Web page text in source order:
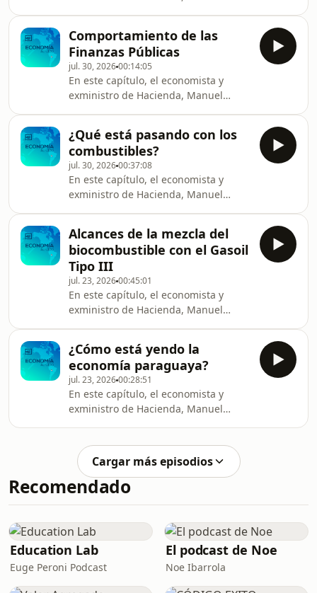
semana
Comportamiento de las
Finanzas Públicas
jul. 30, 202600:14:05
En este capítulo, el economista y
exministro de Hacienda, Manuel
semana
¿Qué está pasando con los
combustibles?
jul. 30, 202600:37:08
En este capítulo, el economista y
exministro de Hacienda, Manuel
semana
Alcances de la mezcla del
biocombustible con el Gasoil
Tipo III
jul. 23, 202600:45:01
En este capítulo, el economista y
exministro de Hacienda, Manuel
la Producción y Gilberto Maldonado -
Presidente de la Asociación Nacional
de Transportistas del Ganado
analizan sobre los alcances de la
mezcla del biocombustible con el
Gasoil Tipo III
¿Cómo está yendo la
economía paraguaya?
jul. 23, 202600:28:51
En este capítulo, el economista y
exministro de Hacienda, Manuel
semana.
Cargar más episodios
Recomendado
Education Lab
Euge Peroni Podcast
El podcast de Noe
Noe Ibarrola